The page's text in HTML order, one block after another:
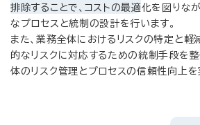
排除することで、コストの最適化を図りな
なプロセスと統制の設計を行います。
また、業務全体におけるリスクの特定と軽
的なリスクに対応するための統制手段を整
体のリスク管理とプロセスの信頼性向上を